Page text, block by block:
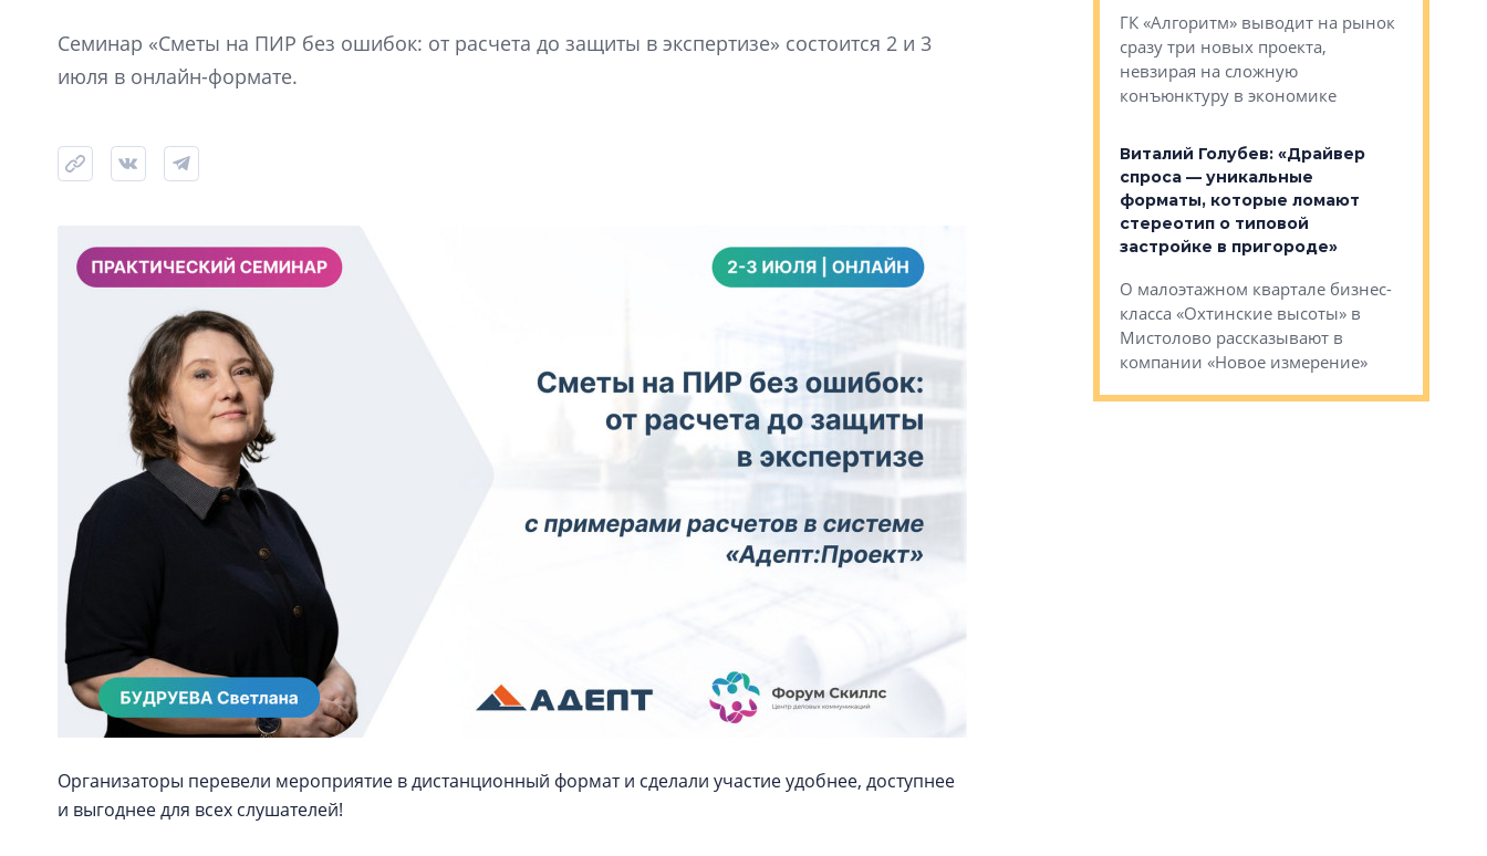
Семинар «Сметы на ПИР без ошибок: от расчета до защиты в экспертизе» состоится 2 и 3
июля в онлайн-формате.
Организаторы перевели мероприятие в дистанционный формат и сделали участие удобнее, доступнее
и выгоднее для всех слушателей!
функциональность или
О потенциале «серого пояса»,
технологиях и корпоративной
культуре рассказывает
Свинолобов
ГК «Алгоритм» выводит на рынок
сразу три новых проекта,
невзирая на сложную
конъюнктуру в экономике
Виталий Голубев: «Драйвер
спроса — уникальные
форматы, которые ломают
стереотип о типовой
застройке в пригороде»
О малоэтажном квартале бизнес-
класса «Охтинские высоты» в
Мистолово рассказывают в
компании «Новое измерение»